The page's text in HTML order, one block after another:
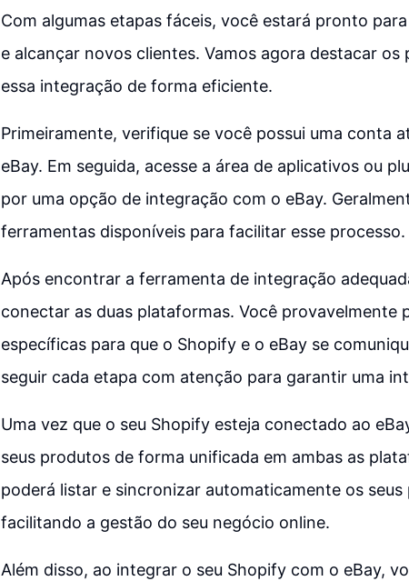
Com algumas etapas fáceis, você estará pronto
e alcançar novos clientes. Vamos agora destacar os
essa integração de forma eficiente.
Primeiramente, verifique se você possui uma conta
eBay. Em seguida, acesse a área de aplicativos ou
por uma opção de integração com o eBay.
ferramentas disponíveis para facilitar esse processo.
Após encontrar a ferramenta de integração
conectar as duas plataformas. Você provavelmente
específicas para que o Shopify e o eBay se
seguir cada etapa com atenção para garantir uma
Uma vez que o seu Shopify esteja conectado ao
seus produtos de forma unificada em ambas as
poderá listar e sincronizar automaticamente os
facilitando a gestão do seu negócio online.
Além disso, ao integrar o seu Shopify com o eBay,